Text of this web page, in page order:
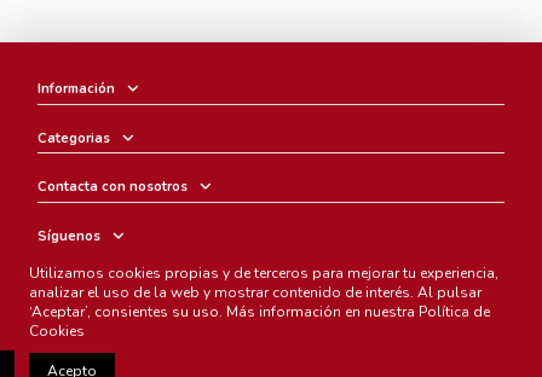
Información
Categorias
Contacta con nosotros
Síguenos
Boletín
Utilizamos cookies propias y de terceros para mejorar tu experiencia,
analizar el uso de la web y mostrar contenido de interés. Al pulsar
‘Aceptar’, consientes su uso. Más información en nuestra Política de
Cookies
Acepto